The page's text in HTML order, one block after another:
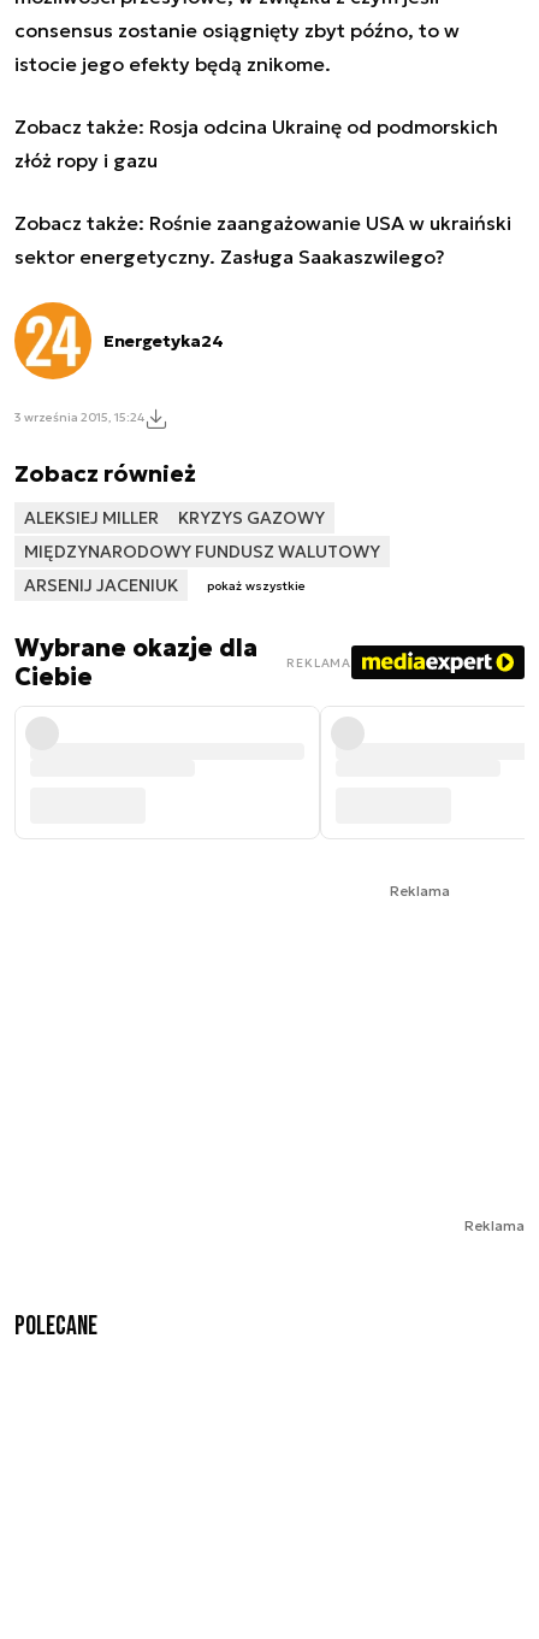
consensus zostanie osiągnięty zbyt późno, to w
istocie jego efekty będą znikome.
Zobacz także: Rosja odcina Ukrainę od podmorskich
złóż ropy i gazu
Zobacz także: Rośnie zaangażowanie USA w ukraiński
sektor energetyczny. Zasługa Saakaszwilego?
Energetyka24
3 września 2015, 15:24
Zobacz również
ALEKSIEJ MILLER
KRYZYS GAZOWY
MIĘDZYNARODOWY FUNDUSZ WALUTOWY
ARSENIJ JACENIUK
pokaż wszystkie
Wybrane okazje dla
Ciebie
REKLAMA
Reklama
Reklama
Polecane